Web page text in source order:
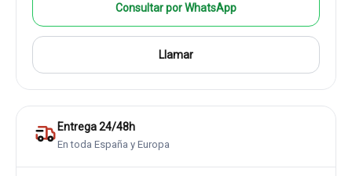
Consultar por WhatsApp
Llamar
Entrega 24/48h
En toda España y Europa